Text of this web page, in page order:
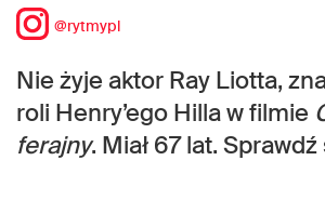
@rytmypl
Nie żyje aktor Ray Liotta,
roli Henry’ego Hilla w filmie
ferajny. Miał 67 lat. Sprawdź